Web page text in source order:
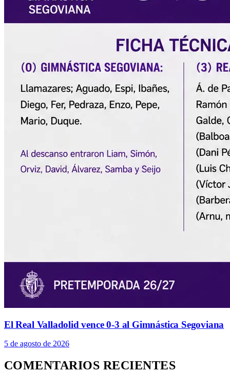
El Real Valladolid vence 0-3 al Gimnástica Segoviana
5 de agosto de 2026
COMENTARIOS RECIENTES